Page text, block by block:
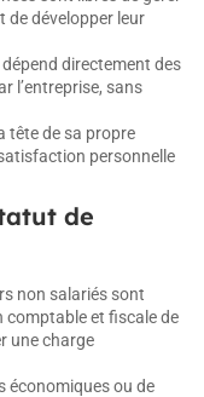
de développer leur
dépend directement des
l’entreprise, sans
tête de sa propre
personnelle
de
non salariés sont
comptable et fiscale de
une charge
économiques ou de